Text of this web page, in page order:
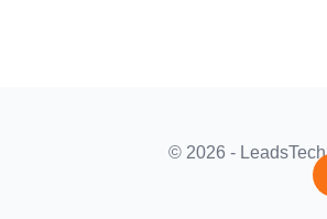
© 2026 - LeadsTech